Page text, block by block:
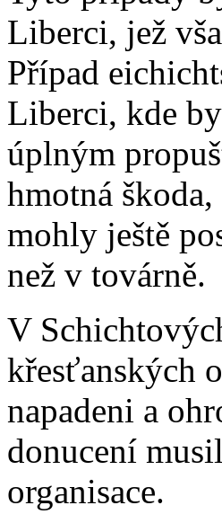
Liberci, jež
Případ
Liberci, kde
úplným
hmotná
mohly ještě
než v továrně.
V
křesťanských
napadeni a
donucení
organisace.